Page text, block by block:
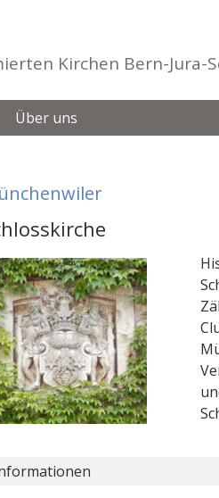
Kirchen Bern-Jura-
Über uns